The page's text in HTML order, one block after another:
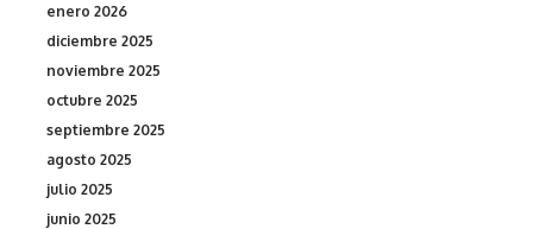
enero 2026
diciembre 2025
noviembre 2025
octubre 2025
septiembre 2025
agosto 2025
julio 2025
junio 2025